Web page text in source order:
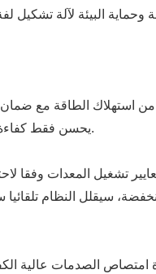
البيئة لآلة
استهلاك الطاقة مع ضمان
يحسن فقط كفاءة عمل المعدات ولكن أيضا يقلل من استهلاك الطاقة.
تشغيل المعدات وفقا
امتصاص الصدمات عالية